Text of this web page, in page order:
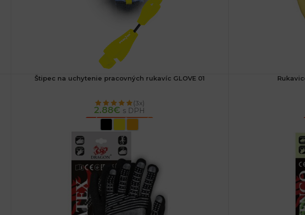
Štipec na uchytenie pracovných rukavíc GLOVE 01
(3x)
2.88€ s DPH
VÝBER MOŽNOSTÍ